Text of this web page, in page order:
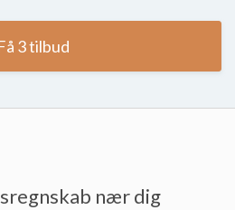
3 tilbud
nær dig